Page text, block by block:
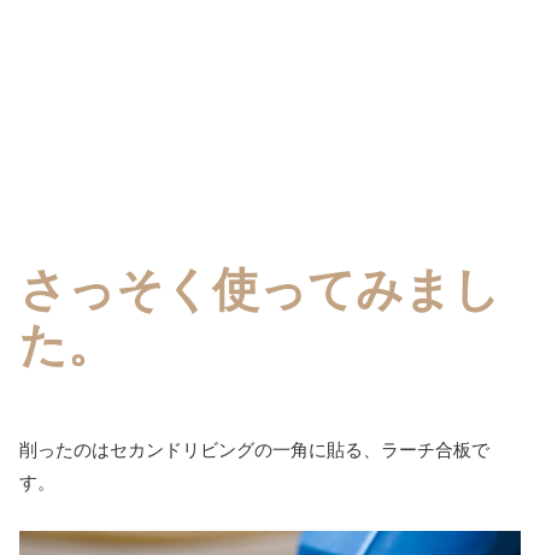
さっそく使ってみまし
た。
削ったのはセカンドリビングの一角に貼る、ラーチ合板で
す。